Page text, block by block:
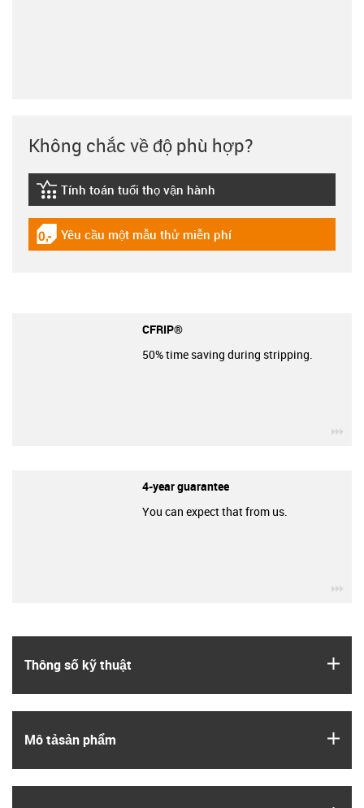
Thông số kỹ thuật
Mô tả­sản phẩm
Không chắc về độ phù hợp?
igus-icon-lebensdauerrechner
Tính toán tuổi thọ vận hành
igus-icon-gratismuster
Yêu cầu một mẫu thử miễn phí
CFRIP®
50% time saving during stripping.
4-year guarantee
You can expect that from us.